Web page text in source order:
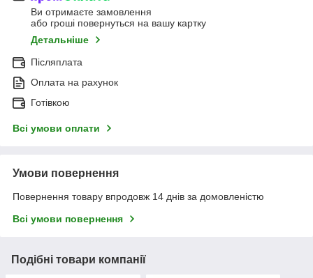
Ви отримаєте замовлення
або гроші повернуться на вашу картку
Детальніше
Післяплата
Оплата на рахунок
Готівкою
Всі умови оплати
Умови повернення
Повернення товару впродовж 14 днів за домовленістю
Всі умови повернення
Подібні товари компанії